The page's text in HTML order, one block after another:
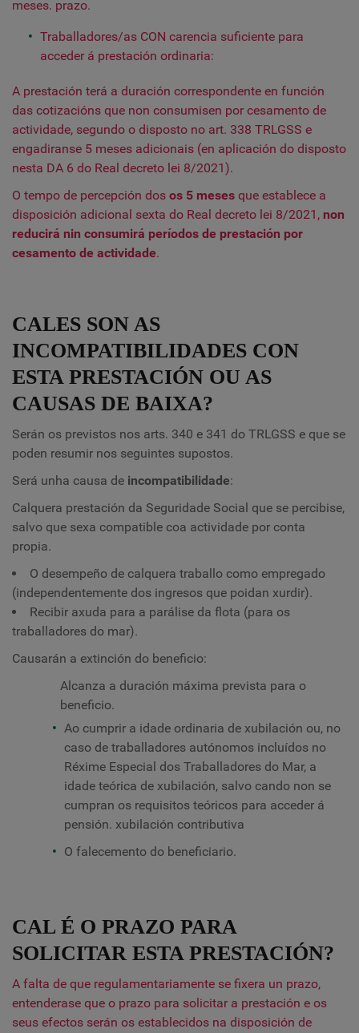
meses. prazo.
Traballadores/as CON carencia suficiente para
acceder á prestación ordinaria:
A prestación terá a duración correspondente en función
das cotizacións que non consumisen por cesamento de
actividade, segundo o disposto no art. 338 TRLGSS e
engadiranse 5 meses adicionais (en aplicación do disposto
nesta DA 6 do Real decreto lei 8/2021).
O tempo de percepción dos os 5 meses que establece a
disposición adicional sexta do Real decreto lei 8/2021, non
reducirá nin consumirá períodos de prestación por
cesamento de actividade.
CALES SON AS
INCOMPATIBILIDADES CON
ESTA PRESTACIÓN OU AS
CAUSAS DE BAIXA?
Serán os previstos nos arts. 340 e 341 do TRLGSS e que se
poden resumir nos seguintes supostos.
Será unha causa de incompatibilidade:
Calquera prestación da Seguridade Social que se percibise,
salvo que sexa compatible coa actividade por conta
propia.
O desempeño de calquera traballo como empregado
(independentemente dos ingresos que poidan xurdir).
Recibir axuda para a parálise da flota (para os
traballadores do mar).
Causarán a extinción do beneficio:
Alcanza a duración máxima prevista para o
beneficio.
Ao cumprir a idade ordinaria de xubilación ou, no
caso de traballadores autónomos incluídos no
Réxime Especial dos Traballadores do Mar, a
idade teórica de xubilación, salvo cando non se
cumpran os requisitos teóricos para acceder á
pensión. xubilación contributiva
O falecemento do beneficiario.
CAL É O PRAZO PARA
SOLICITAR ESTA PRESTACIÓN?
A falta de que regulamentariamente se fixera un prazo,
entenderase que o prazo para solicitar a prestación e os
seus efectos serán os establecidos na disposición de